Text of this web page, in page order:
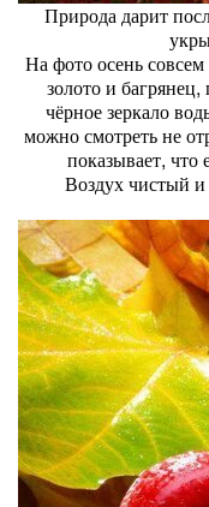
Природа дарит
На фото осень
золото и багрянец,
чёрное зеркало
можно смотреть не
показывает, что
Воздух чистый и